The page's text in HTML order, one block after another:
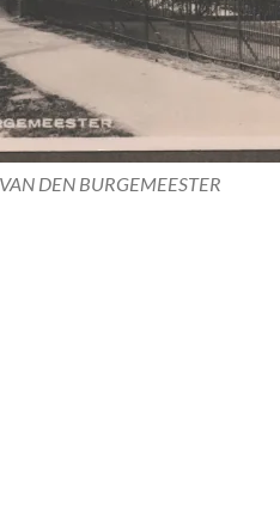
DEN BURGEMEESTER